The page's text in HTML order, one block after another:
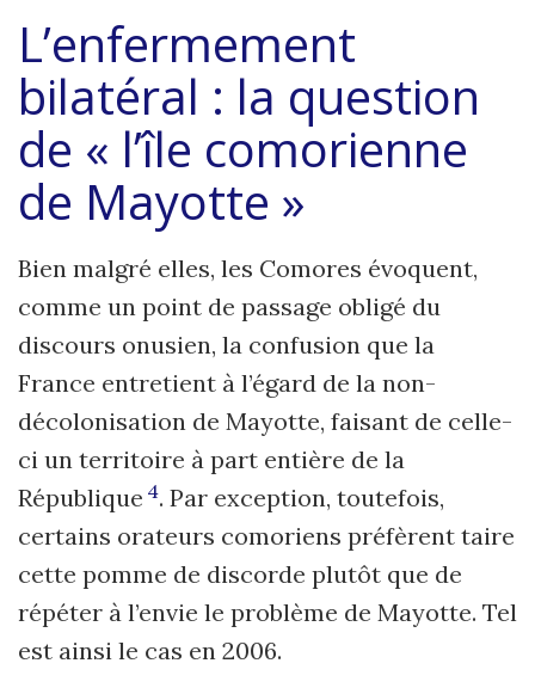
L’enfermement
bilatéral : la question
de « l’île comorienne
de Mayotte »
Bien malgré elles, les Comores évoquent,
comme un point de passage obligé du
discours onusien, la confusion que la
France entretient à l’égard de la non-
décolonisation de Mayotte, faisant de celle-
ci un territoire à part entière de la
République 4. Par exception, toutefois,
certains orateurs comoriens préfèrent taire
cette pomme de discorde plutôt que de
répéter à l’envie le problème de Mayotte. Tel
est ainsi le cas en 2006.